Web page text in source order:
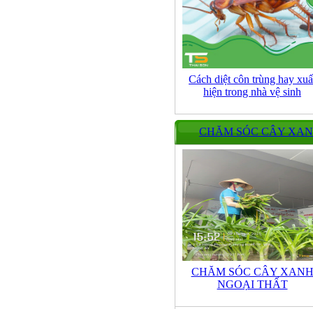
Cách diệt côn trùng hay
hiện trong nhà vệ sinh
CHĂM SÓC CÂY
CHĂM SÓC CÂY XANH
NGOẠI THẤT